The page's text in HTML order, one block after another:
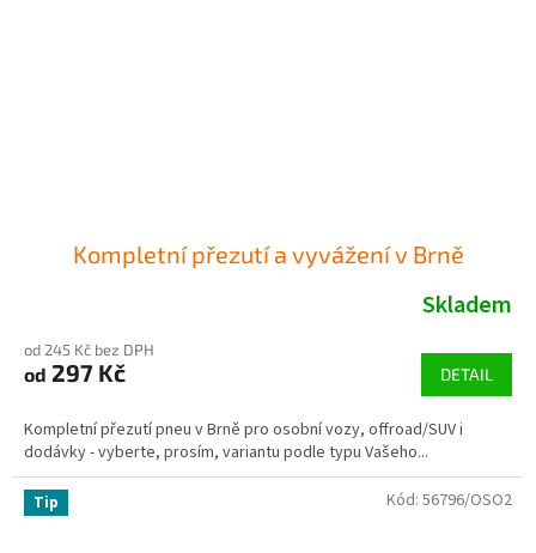
Kompletní přezutí a vyvážení v Brně
Skladem
od 245 Kč bez DPH
od 297 Kč DETAIL
Kompletní přezutí pneu v Brně pro osobní vozy, offroad/SUV i
dodávky - vyberte, prosím, variantu podle typu Vašeho...
Tip Kód: 56796/OSO2